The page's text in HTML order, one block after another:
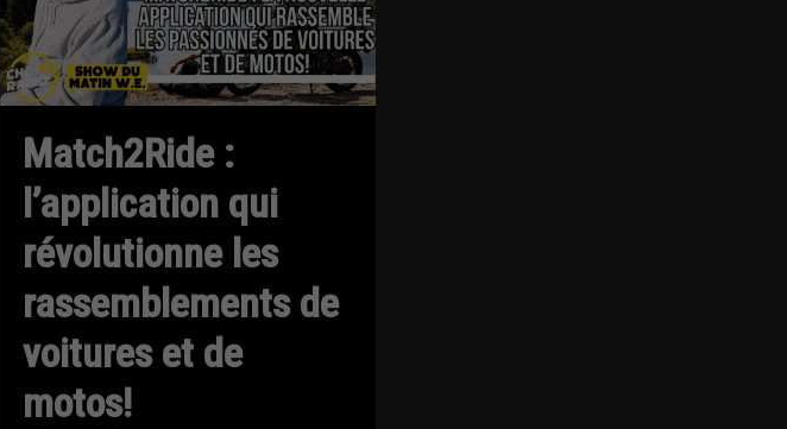
Match2Ride :
l’application qui
révolutionne les
rassemblements de
voitures et de
motos!